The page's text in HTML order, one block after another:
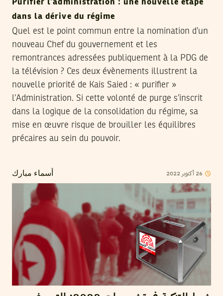
Purifier l’administration : une nouvelle étape
dans la dérive du régime
Quel est le point commun entre la nomination d’un
nouveau Chef du gouvernement et les
remontrances adressées publiquement à la PDG de
la télévision ? Ces deux évènements illustrent la
nouvelle priorité de Kais Saied : « purifier »
l’Administration. Si cette volonté de purge s’inscrit
dans la logique de la consolidation du régime, sa
mise en œuvre risque de brouiller les équilibres
précaires au sein du pouvoir.
أسماء مبارك 26 أكتوبر 2022